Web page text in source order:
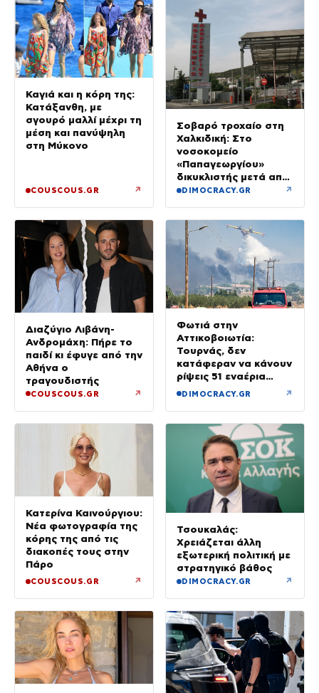
Καγιά και η κόρη της:
Κατάξανθη, με
σγουρό μαλλί μέχρι τη
μέση και πανύψηλη
στη Μύκονο
COUSCOUS.GR ↗
Σοβαρό τροχαίο στη
Χαλκιδική: Στο
νοσοκομείο
«Παπαγεωργίου»
δικυκλιστής μετά από
σύγκρουση
DIMOCRACY.GR ↗
Διαζύγιο Λιβάνη-
Ανδρομάχη: Πήρε το
παιδί κι έφυγε από την
Αθήνα ο
τραγουδιστής
COUSCOUS.GR ↗
Φωτιά στην
Αττικοβοιωτία:
Τουρνάς, δεν
κατάφεραν να κάνουν
ρίψεις 51 εναέρια
μέσα
DIMOCRACY.GR ↗
Κατερίνα Καινούργιου:
Νέα φωτογραφία της
κόρης της από τις
διακοπές τους στην
Πάρο
COUSCOUS.GR ↗
Τσουκαλάς:
Χρειάζεται άλλη
εξωτερική πολιτική με
στρατηγικό βάθος
DIMOCRACY.GR ↗